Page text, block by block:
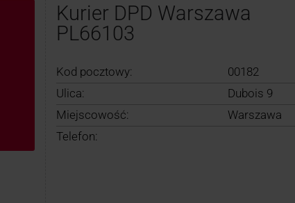
Kurier DPD Warszawa
PL66103
Kod pocztowy:
00182
Ulica:
Dubois 9
Miejscowość:
Warszawa
Telefon: